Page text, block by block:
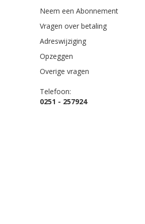
Neem een Abonnement
Vragen over betaling
Adreswijziging
Opzeggen
Overige vragen
Telefoon:
0251 - 257924